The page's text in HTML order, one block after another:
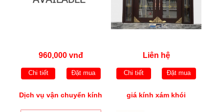
960,000 vnđ
Chi tiết Đặt mua
Liên hệ
Chi tiết Đặt mua
Dịch vụ vận chuyển kính giá kính xám khói